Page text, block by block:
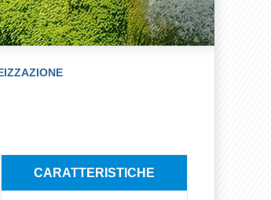
CARATTERISTICHE